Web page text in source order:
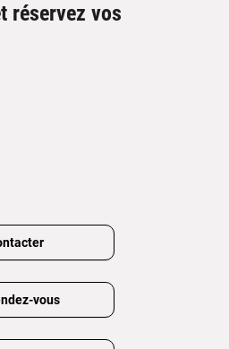
réservez vos
vous